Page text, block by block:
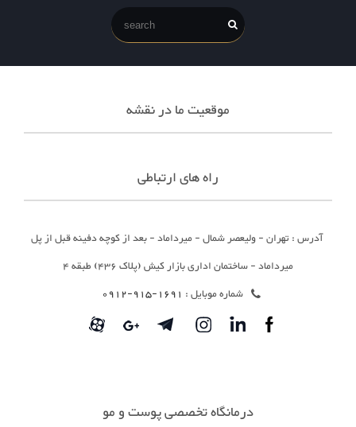
موقعیت ما در نقشه
راه های ارتباطی
آدرس : تهران - ولیعصر شمال - میرداماد - بعد از کوچه دفینه قبل از پل
میرداماد - ساختمان اداری بازار کیش (پلاک 436) طبقه 4
شماره موبایل : 1691-915-0912
درمانگاه تخصصی پوست و مو